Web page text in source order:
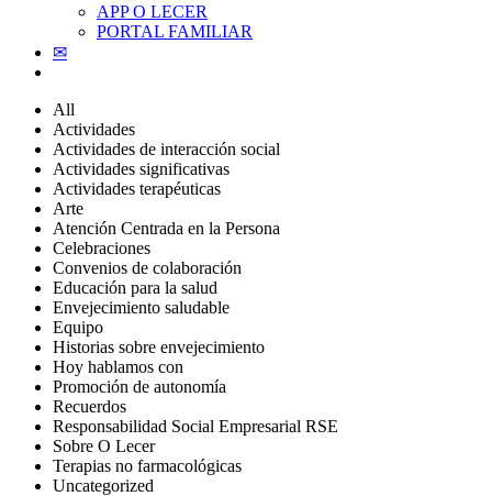
APP O LECER
PORTAL FAMILIAR
✉
All
Actividades
Actividades de interacción social
Actividades significativas
Actividades terapéuticas
Arte
Atención Centrada en la Persona
Celebraciones
Convenios de colaboración
Educación para la salud
Envejecimiento saludable
Equipo
Historias sobre envejecimiento
Hoy hablamos con
Promoción de autonomía
Recuerdos
Responsabilidad Social Empresarial RSE
Sobre O Lecer
Terapias no farmacológicas
Uncategorized